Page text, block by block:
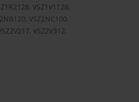
VSZ1V1128,
VSZ2NC100,
VSZ2V312,